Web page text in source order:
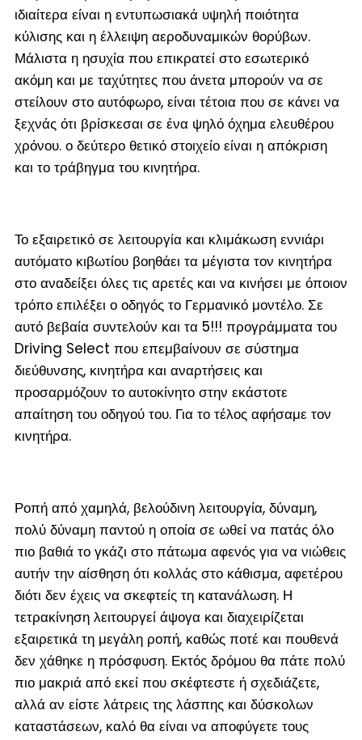
ιδιαίτερα είναι η εντυπωσιακά υψηλή ποιότητα
κύλισης και η έλλειψη αεροδυναμικών θορύβων.
Μάλιστα η ησυχία που επικρατεί στο εσωτερικό
ακόμη και με ταχύτητες που άνετα μπορούν να σε
στείλουν στο αυτόφωρο, είναι τέτοια που σε κάνει να
ξεχνάς ότι βρίσκεσαι σε ένα ψηλό όχημα ελευθέρου
χρόνου. ο δεύτερο θετικό στοιχείο είναι η απόκριση
και το τράβηγμα του κινητήρα.
Το εξαιρετικό σε λειτουργία και κλιμάκωση εννιάρι
αυτόματο κιβωτίου βοηθάει τα μέγιστα τον κινητήρα
στο αναδείξει όλες τις αρετές και να κινήσει με όποιον
τρόπο επιλέξει ο οδηγός το Γερμανικό μοντέλο. Σε
αυτό βεβαία συντελούν και τα 5!!! προγράμματα του
Driving Select που επεμβαίνουν σε σύστημα
διεύθυνσης, κινητήρα και αναρτήσεις και
προσαρμόζουν το αυτοκίνητο στην εκάστοτε
απαίτηση του οδηγού του. Για το τέλος αφήσαμε τον
κινητήρα.
Ροπή από χαμηλά, βελούδινη λειτουργία, δύναμη,
πολύ δύναμη παντού η οποία σε ωθεί να πατάς όλο
πιο βαθιά το γκάζι στο πάτωμα αφενός για να νιώθεις
αυτήν την αίσθηση ότι κολλάς στο κάθισμα, αφετέρου
διότι δεν έχεις να σκεφτείς τη κατανάλωση. Η
τετρακίνηση λειτουργεί άψογα και διαχειρίζεται
εξαιρετικά τη μεγάλη ροπή, καθώς ποτέ και πουθενά
δεν χάθηκε η πρόσφυση. Εκτός δρόμου θα πάτε πολύ
πιο μακριά από εκεί που σκέφτεστε ή σχεδιάζετε,
αλλά αν είστε λάτρεις της λάσπης και δύσκολων
καταστάσεων, καλό θα είναι να αποφύγετε τους